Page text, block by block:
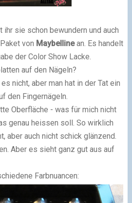
sie schon bewundern und auch
von Maybellinean. Es handelt
der Color Show Lacke.
auf den Nägeln?
nicht, aber man hat in der Tat ein
den Fingernägeln.
Oberfläche - was für mich nicht
genau heissen soll. So wirklich
aber auch nicht schick glänzend.
Aber es sieht ganz gut aus auf
Farbnuancen: